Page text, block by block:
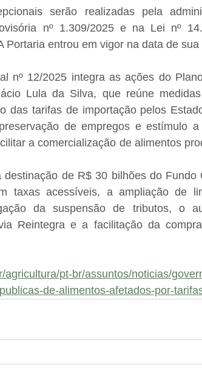
serão realizadas pela
nº 1.309/2025 e na Lei nº
Portaria entrou em vigor na data de
nº 12/2025 integra as ações do
Lula da Silva, que reúne
das tarifas de importação pelos
de empregos e estímulo
a comercialização de alimentos
de R$ 30 bilhões do Fundo
taxas acessíveis, a ampliação de
da suspensão de tributos, o
Reintegra e a facilitação da
agricultura/pt-br/assuntos/noticias/
de-alimentos-afetados-por-